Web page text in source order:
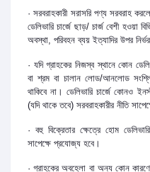
· সরবরাহকারী সরাসরি পণ্য সরবরাহ
ডেলিভারি চার্জে ছাড়/ চার্জ বেশী হওয়া
অবস্থা, পরিবহন ব্যয় ইত্যাদির উপর
· যদি গ্রাহকের নিজস্ব স্থানে কোন
বা শ্রম বা চালান লোড/আনলোড
থাকিবে না। ডেলিভারি চার্জে কোনও
(যদি থাকে তবে) সরবরাহকারীর নীতি
· বহু বিক্রেতার ক্ষেত্রে হোম
সাপেক্ষে প্রযোজ্য হবে।
· গ্রাহকের অবহেলা বা অন্য কোন কারণে